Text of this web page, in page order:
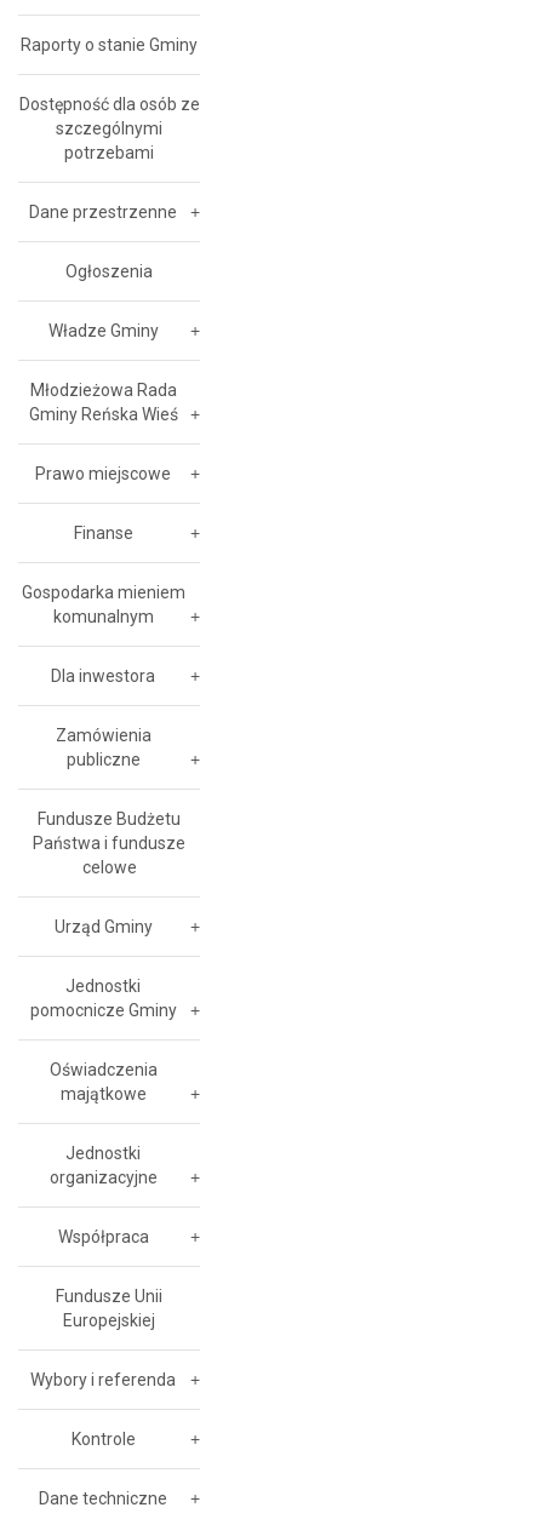
Raporty o stanie Gminy
Dostępność dla osób ze
szczególnymi
potrzebami
Dane przestrzenne
Ogłoszenia
Władze Gminy
Młodzieżowa Rada
Gminy Reńska Wieś
Prawo miejscowe
Finanse
Gospodarka mieniem
komunalnym
Dla inwestora
Zamówienia
publiczne
Fundusze Budżetu
Państwa i fundusze
celowe
Urząd Gminy
Jednostki
pomocnicze Gminy
Oświadczenia
majątkowe
Jednostki
organizacyjne
Współpraca
Fundusze Unii
Europejskiej
Wybory i referenda
Kontrole
Dane techniczne